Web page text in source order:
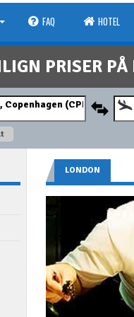
FAQ HOTEL
PRISER PÅ
LONDON